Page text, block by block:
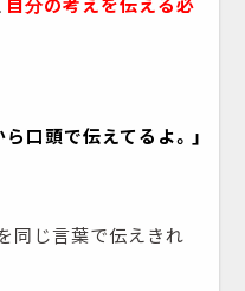
口頭で伝えてるよ。」
同じ言葉で伝えきれ